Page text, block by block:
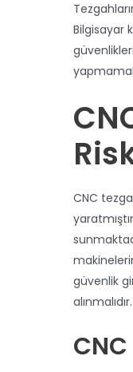
Bilgisayar
CNC
güvenlik